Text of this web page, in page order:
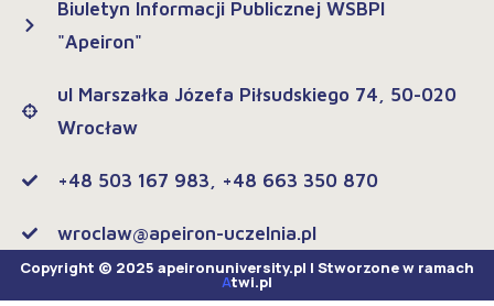
Biuletyn Informacji Publicznej WSBPI
"Apeiron"
ul Marszałka Józefa Piłsudskiego 74, 50-020
Wrocław
+48 503 167 983, +48 663 350 870
wroclaw@apeiron-uczelnia.pl
Copyright © 2025 apeironuniversity.pl | Stworzone w ramach
Atwi.pl